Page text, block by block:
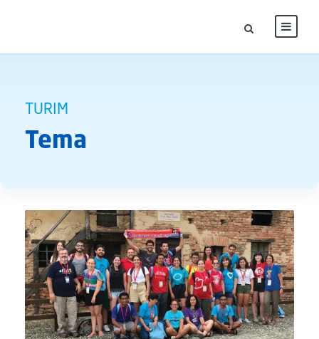
TURIM
Tema